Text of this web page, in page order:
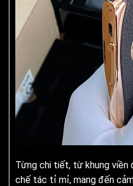
Từng chi tiết, từ khung viền
chế tác tỉ mỉ, mang đến